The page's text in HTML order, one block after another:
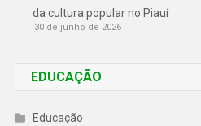
da cultura popular no Piauí
30 de junho de 2026
EDUCAÇÃO
Educação